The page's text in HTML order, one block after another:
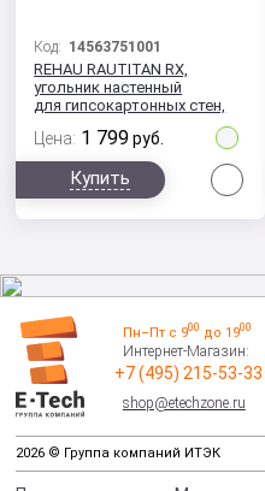
Код: 14563751001
REHAU RAUTITAN RX,
угольник настенный
для гипсокартонных стен,
Цена: 1 799 руб.
Купить
Пн–Пт с 900 до 1900
Интернет-Магазин:
+7 (495) 215-53-33
shop@etechzone.ru
2026 © Группа компаний ИТЭК